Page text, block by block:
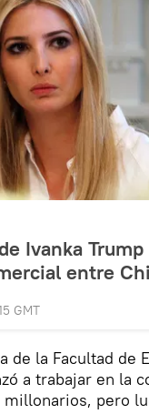
Ivanka
entre
GMT
de la Facultad de
a trabajar en la
pero